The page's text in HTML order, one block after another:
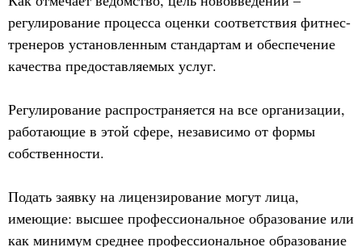
регулирование процесса оценки соответствия фитнес-
тренеров установленным стандартам и обеспечение
качества предоставляемых услуг.
Регулирование распространяется на все организации,
работающие в этой сфере, независимо от формы
собственности.
Подать заявку на лицензирование могут лица,
имеющие: высшее профессиональное образование или
как минимум среднее профессиональное образование